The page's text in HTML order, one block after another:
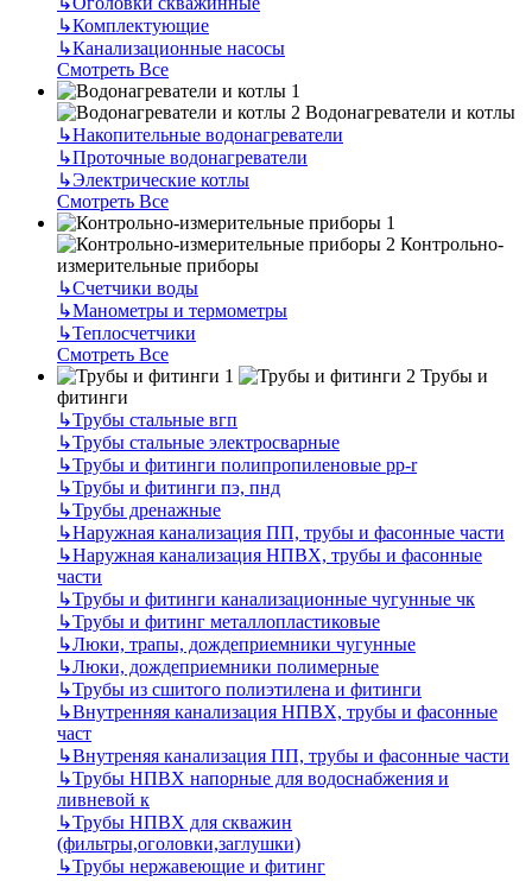
↳Комплектующие
↳Канализационные насосы
Смотреть Все
Водонагреватели и котлы
↳Накопительные водонагреватели
↳Проточные водонагреватели
↳Электрические котлы
Смотреть Все
Контрольно-
измерительные приборы
↳Счетчики воды
↳Манометры и термометры
↳Теплосчетчики
Смотреть Все
Трубы и
фитинги
↳Трубы стальные вгп
↳Трубы стальные электросварные
↳Трубы и фитинги полипропиленовые pp-r
↳Трубы и фитинги пэ, пнд
↳Трубы дренажные
↳Наружная канализация ПП, трубы и фасонные части
↳Наружная канализация НПВХ, трубы и фасонные
части
↳Трубы и фитинги канализационные чугунные чк
↳Трубы и фитинг металлопластиковые
↳Люки, трапы, дождеприемники чугунные
↳Люки, дождеприемники полимерные
↳Трубы из сшитого полиэтилена и фитинги
↳Внутренняя канализация НПВХ, трубы и фасонные
част
↳Внутреняя канализация ПП, трубы и фасонные части
↳Трубы НПВХ напорные для водоснабжения и
ливневой к
↳Трубы НПВХ для скважин
(фильтры,оголовки,заглушки)
↳Трубы нержавеющие и фитинг